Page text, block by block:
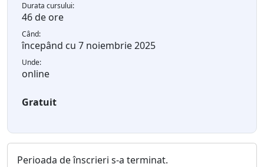
Durata cursului:
46 de ore
Când:
începând cu 7 noiembrie 2025
Unde:
online
Gratuit
Perioada de înscrieri s-a terminat.